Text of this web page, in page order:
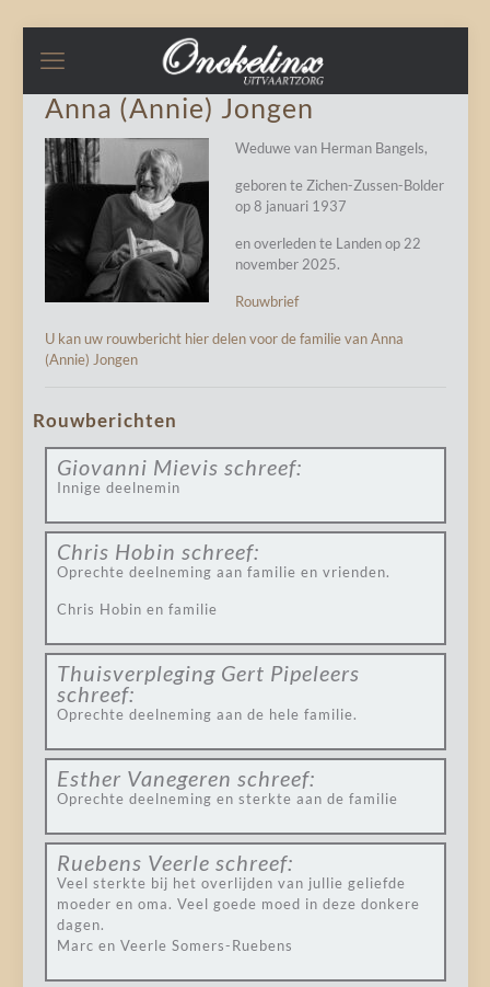
Anna (Annie) Jongen
Weduwe van Herman Bangels,
geboren te Zichen-Zussen-Bolder
op 8 januari 1937
en overleden te Landen op 22
november 2025.
Rouwbrief
U kan uw rouwbericht hier delen voor de familie van Anna
(Annie) Jongen
Rouwberichten
Giovanni Mievis schreef:
Innige deelnemin
Chris Hobin schreef:
Oprechte deelneming aan familie en vrienden.
Chris Hobin en familie
Thuisverpleging Gert Pipeleers
schreef:
Oprechte deelneming aan de hele familie.
Esther Vanegeren schreef:
Oprechte deelneming en sterkte aan de familie
Ruebens Veerle schreef:
Veel sterkte bij het overlijden van jullie geliefde
moeder en oma. Veel goede moed in deze donkere
dagen.
Marc en Veerle Somers-Ruebens